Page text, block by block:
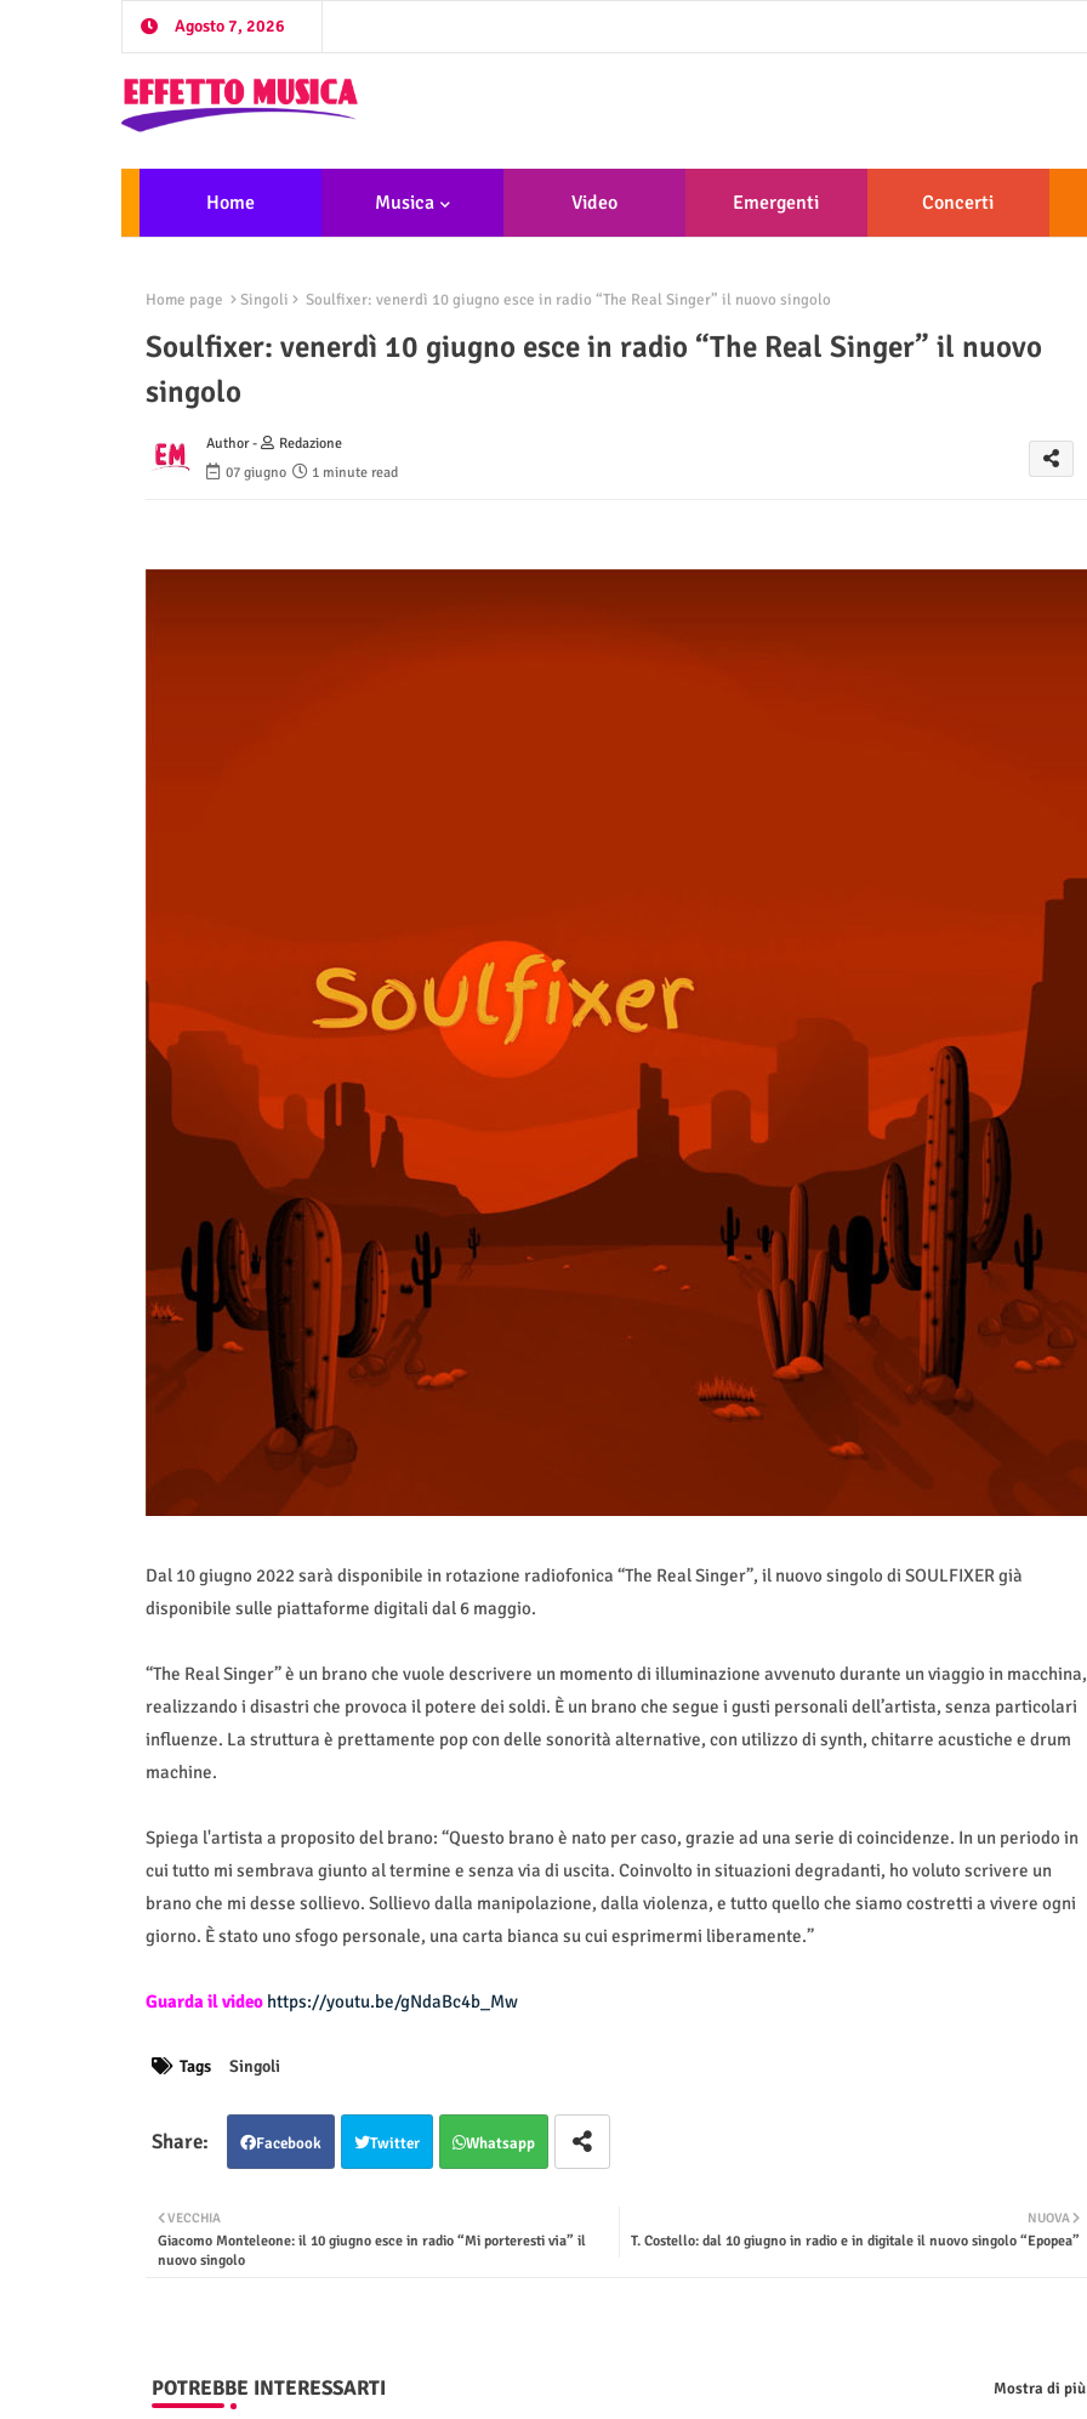
Agosto 7, 2026
Home Musica Video Emergenti Concerti
Home page Singoli Soulfixer: venerdì 10 giugno esce in radio “The Real Singer” il nuovo singolo
Soulfixer: venerdì 10 giugno esce in radio “The Real Singer” il nuovo
singolo
Author -
Redazione
07 giugno
1 minute read
Dal 10 giugno 2022 sarà disponibile in rotazione radiofonica “The Real Singer”, il nuovo singolo di SOULFIXER già
disponibile sulle piattaforme digitali dal 6 maggio.
“The Real Singer” è un brano che vuole descrivere un momento di illuminazione avvenuto durante un viaggio in macchina,
realizzando i disastri che provoca il potere dei soldi. È un brano che segue i gusti personali dell’artista, senza particolari
influenze. La struttura è prettamente pop con delle sonorità alternative, con utilizzo di synth, chitarre acustiche e drum
machine.
Spiega l'artista a proposito del brano: “Questo brano è nato per caso, grazie ad una serie di coincidenze. In un periodo in
cui tutto mi sembrava giunto al termine e senza via di uscita. Coinvolto in situazioni degradanti, ho voluto scrivere un
brano che mi desse sollievo. Sollievo dalla manipolazione, dalla violenza, e tutto quello che siamo costretti a vivere ogni
giorno. È stato uno sfogo personale, una carta bianca su cui esprimermi liberamente.”
Guarda il video https://youtu.be/gNdaBc4b_Mw
Tags Singoli
Facebook Twitter Whatsapp
NUOVA
T. Costello: dal 10 giugno in radio e in digitale il nuovo singolo “Epopea”
VECCHIA
Giacomo Monteleone: il 10 giugno esce in radio “Mi porteresti via” il
nuovo singolo
POTREBBE INTERESSARTI Mostra di più